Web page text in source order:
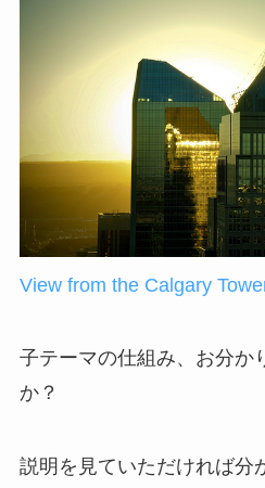
View from the Calgary
子テーマの仕組み、お分か
か？
説明を見ていただければ分